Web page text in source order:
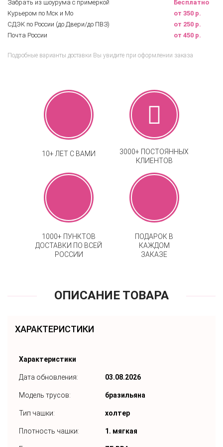
Забрать из шоурума с примеркой
Бесплатно
Курьером по Мск и Мо
от 350 р.
СДЭК по России (до Двери/до ПВЗ)
от 250 р.
Почта России
от 450 р.
Подробные варианты доставки Вы увидите при оформлении заказа
10+ ЛЕТ С ВАМИ
3000+ ПОСТОЯННЫХ
КЛИЕНТОВ
1000+ ПУНКТОВ
ДОСТАВКИ ПО ВСЕЙ
РОССИИ
ПОДАРОК В
КАЖДОМ
ЗАКАЗЕ
ОПИСАНИЕ ТОВАРА
ХАРАКТЕРИСТИКИ
Характеристики
Дата обновления: 03.08.2026
Модель трусов: бразильяна
Тип чашки: холтер
Плотность чашки: 1. мягкая